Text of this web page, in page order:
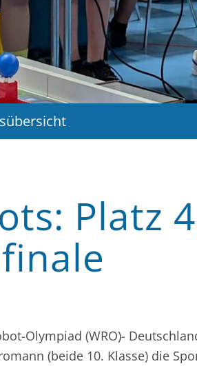
Platz
Olympiad (WRO)-
(beide 10. Klasse) die